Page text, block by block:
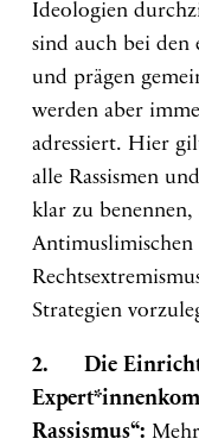
Ideologien
sind auch bei den
und prägen
werden aber
adressiert. Hier
alle Rassismen
klar zu benennen,
Antimuslimischen
Strategien
2. Die
Rassismus“: